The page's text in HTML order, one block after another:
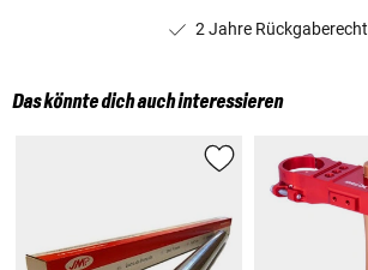
2 Jahre Rückgaberecht
Das könnte dich auch interessieren